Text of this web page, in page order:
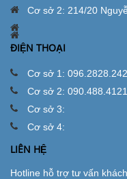
Cơ sở 2: 214/20
ĐIỆN THOẠI
Cơ sở 1: 096.2828.242
Cơ sở 2: 090.488.4121
Cơ sở 3:
Cơ sở 4:
LIÊN HỆ
Hotline hỗ trợ tư vấn